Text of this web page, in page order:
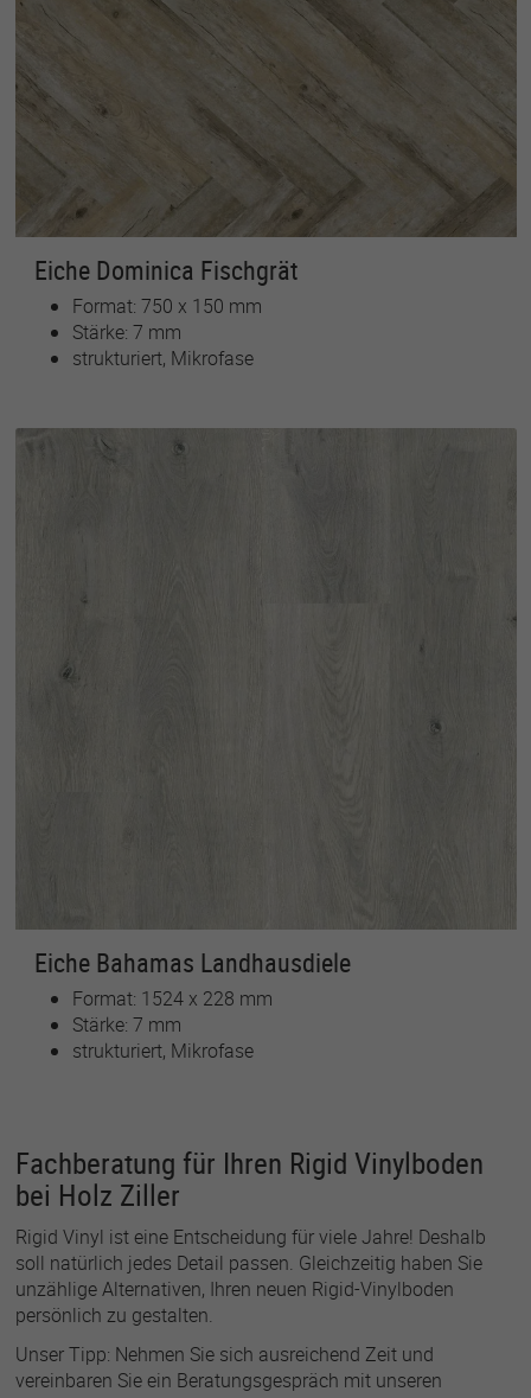
Eiche Dominica Fischgrät
Format: 750 x 150 mm
Stärke: 7 mm
strukturiert, Mikrofase
Eiche Bahamas Landhausdiele
Format: 1524 x 228 mm
Stärke: 7 mm
strukturiert, Mikrofase
Fachberatung für Ihren Rigid Vinylboden
bei Holz Ziller
Rigid Vinyl ist eine Entscheidung für viele Jahre! Deshalb
soll natürlich jedes Detail passen. Gleichzeitig haben Sie
unzählige Alternativen, Ihren neuen Rigid-Vinylboden
persönlich zu gestalten.
Unser Tipp: Nehmen Sie sich ausreichend Zeit und
vereinbaren Sie ein Beratungsgespräch mit unseren